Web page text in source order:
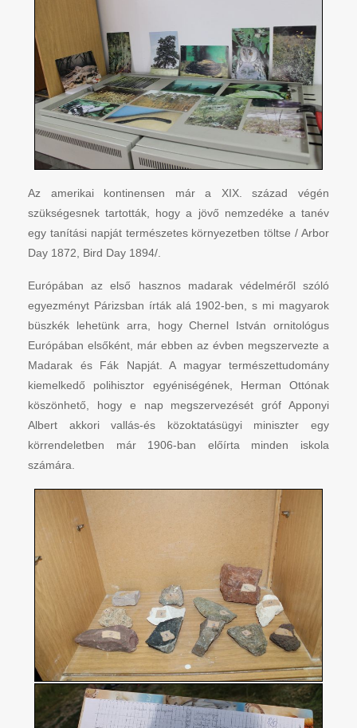
Az amerikai kontinensen már a XIX. század végén
szükségesnek tartották, hogy a jövő nemzedéke a tanév
egy tanítási napját természetes környezetben töltse / Arbor
Day 1872, Bird Day 1894/.
Európában az első hasznos madarak védelméről szóló
egyezményt Párizsban írták alá 1902-ben, s mi magyarok
büszkék lehetünk arra, hogy Chernel István ornitológus
Európában elsőként, már ebben az évben megszervezte a
Madarak és Fák Napját. A magyar természettudomány
kiemelkedő polihisztor egyéniségének, Herman Ottónak
köszönhető, hogy e nap megszervezését gróf Apponyi
Albert akkori vallás-és közoktatásügyi miniszter egy
körrendeletben már 1906-ban előírta minden iskola
számára.